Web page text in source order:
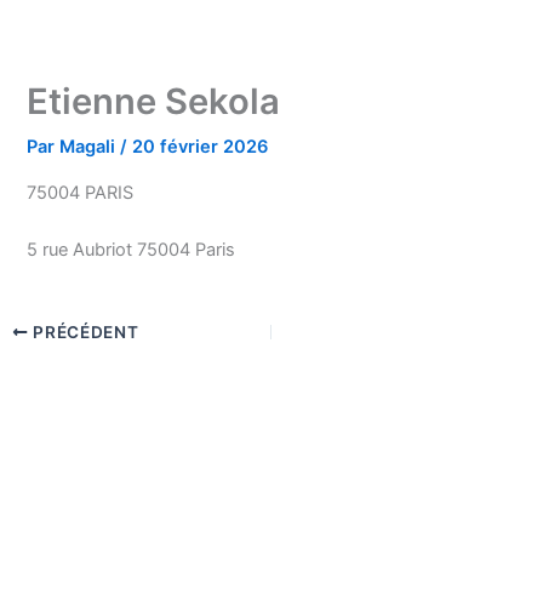
Etienne Sekola
Par Magali/ 20 février 2026
75004 PARIS
5 rue Aubriot 75004 Paris
PRÉCÉDENT